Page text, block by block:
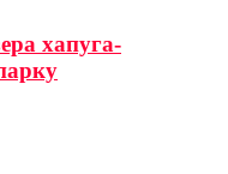
хапуга-